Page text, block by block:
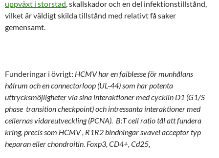
uppväxt i storstad, skallskador och en del infektionstillstånd,
vilket är väldigt skilda tillstånd med relativt få saker
gemensamt.
Funderingar i övrigt: HCMV har en faiblesse för munhålans
hålrum och en connectorloop (UL-44) som har potenta
uttrycksmöjligheter via sina interaktioner med cycklin D1 (G1/S
phase transition checkpoint) och intressanta interaktioner med
cellernas vidareutveckling (PCNA). B:T cell ratio tål att fundera
kring, precis som HCMV , R1R2 bindningar svavel acceptor typ
heparan eller chondroitin. Foxp3, CD4+, Cd25,